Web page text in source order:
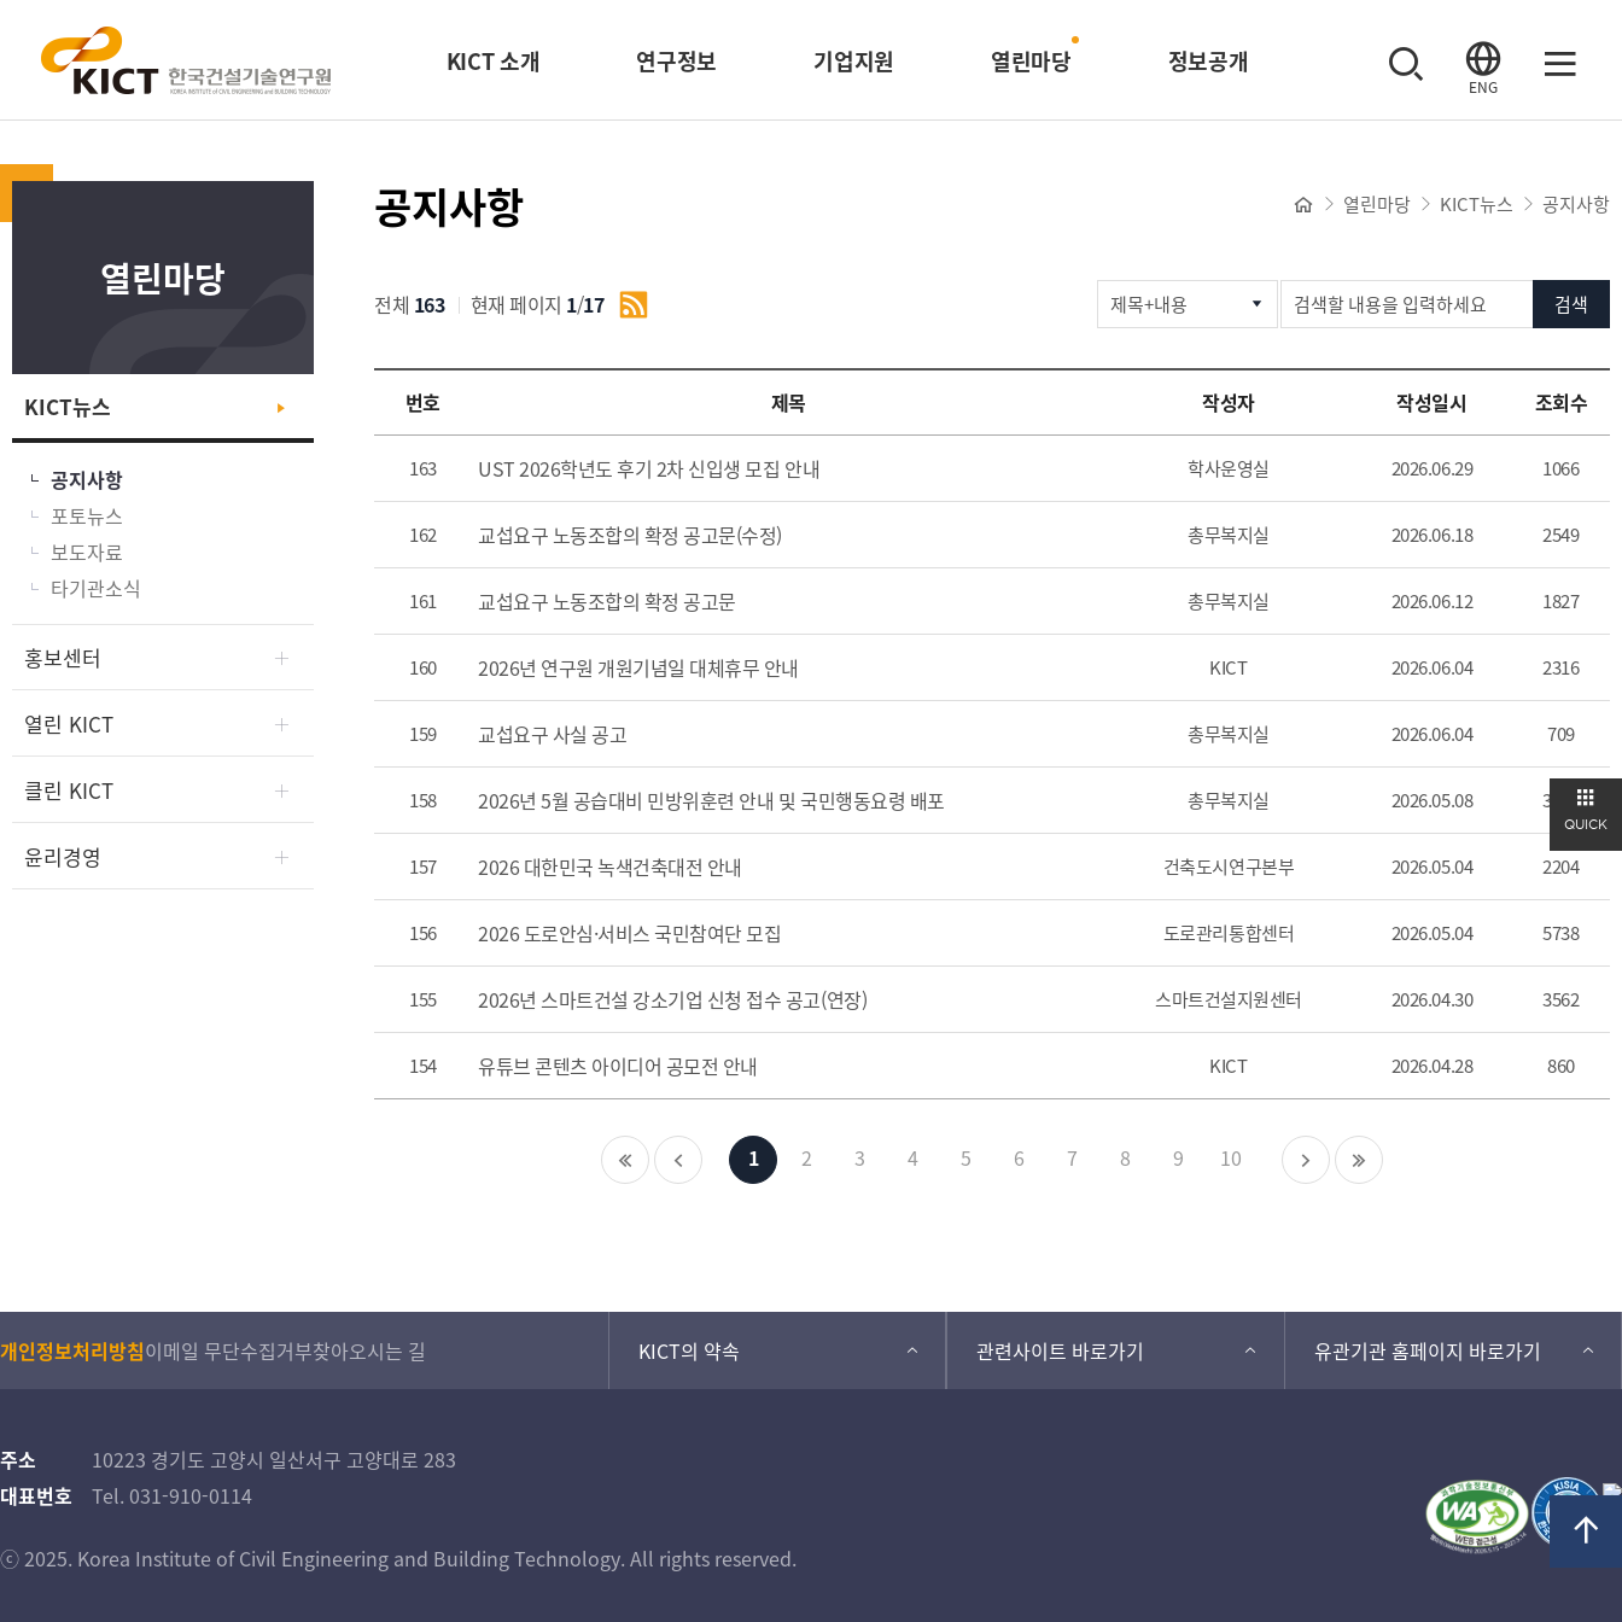
KICT 소개 연구정보 기업지원 열린마당 정보공개
ENG
열린마당
KICT뉴스
공지사항
포토뉴스
보도자료
타기관소식
홍보센터
열린 KICT
클린 KICT
윤리경영
공지사항 열린마당 KICT뉴스 공지사항
알
림
색
검색
전체 163 현재 페이지 1/17
사
목
번호 제목 작성자 작성일시 조회수
163 UST 2026학년도 후기 2차 신입생 모집 안내 학사운영실 2026.06.29 1066
162 교섭요구 노동조합의 확정 공고문(수정) 총무복지실 2026.06.18 2549
161 교섭요구 노동조합의 확정 공고문 총무복지실 2026.06.12 1827
160 2026년 연구원 개원기념일 대체휴무 안내 KICT 2026.06.04 2316
159 교섭요구 사실 공고 총무복지실 2026.06.04 709
158 2026년 5월 공습대비 민방위훈련 안내 및 국민행동요령 배포 총무복지실 2026.05.08 3901
157 2026 대한민국 녹색건축대전 안내 건축도시연구본부 2026.05.04 2204
156 2026 도로안심·서비스 국민참여단 모집 도로관리통합센터 2026.05.04 5738
155 2026년 스마트건설 강소기업 신청 접수 공고(연장) 스마트건설지원센터 2026.04.30 3562
154 유튜브 콘텐츠 아이디어 공모전 안내 KICT 2026.04.28 860
1 2 3 4 5 6 7 8 9 10
QUICK
개인정보처리방침이메일 무단수집거부찾아오시는 길 KICT의 약속 관련사이트 바로가기 유관기관 홈페이지 바로가기
주소
10223 경기도 고양시 일산서구 고양대로 283
대표번호
Tel. 031-910-0114
ⓒ 2025. Korea Institute of Civil Engineering and Building Technology. All rights reserved.